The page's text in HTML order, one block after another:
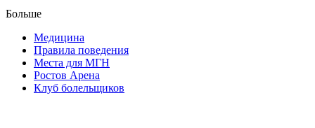
Больше
Медицина
Правила поведения
Места для МГН
Ростов Арена
Клуб болельщиков